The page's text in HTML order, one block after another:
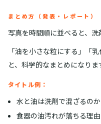
まとめ方（発表・レポート）
写真を時間順に並べると、洗
「油を小さな粒にする」「
と、科学的なまとめになりま
タイトル例：
水と油は洗剤で混ざるのか
食器の油汚れが落ちる理由